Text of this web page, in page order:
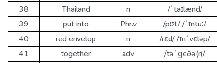
38
Thailand n
/ˈtaɪlænd/
39
put into Phr.v
/pʊt/ /ˈɪntuː/
40
red envelop n
/rɛd/ /ɪnˈvɛləp/
41
together adv
/təˈɡeðə(r)/